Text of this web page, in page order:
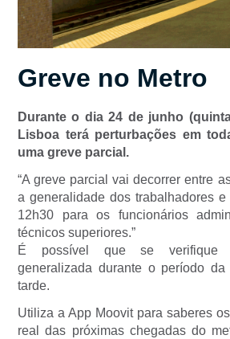
Greve no Metro
Durante o dia 24 de junho
Lisboa terá perturbações em
uma greve parcial.
“A greve parcial vai decorrer entre
a generalidade dos trabalhadores
12h30 para os funcionários
técnicos superiores.”
É possível que se verifique
generalizada durante o período
tarde.
Utiliza a App Moovit para saberes
real das próximas chegadas do